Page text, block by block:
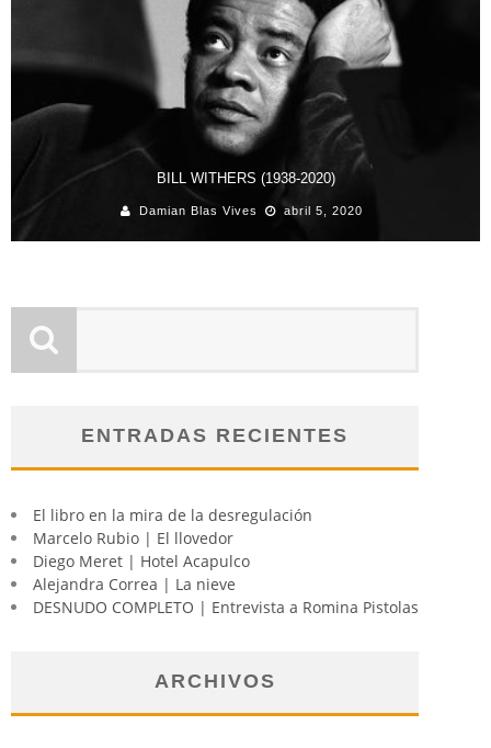
BILL WITHERS (1938-2020)
Damian Blas Vives abril 5, 2020
ENTRADAS RECIENTES
El libro en la mira de la desregulación
Marcelo Rubio | El llovedor
Diego Meret | Hotel Acapulco
Alejandra Correa | La nieve
DESNUDO COMPLETO | Entrevista a Romina Pistolas
ARCHIVOS